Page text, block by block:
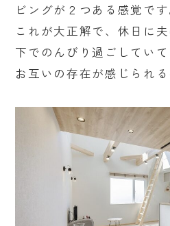
ビングが２つある感覚です
これが大正解で、休日に
下でのんびり過ごしてい
お互いの存在が感じられる